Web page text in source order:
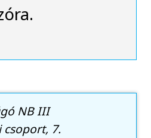
NB III
csoport, 7.